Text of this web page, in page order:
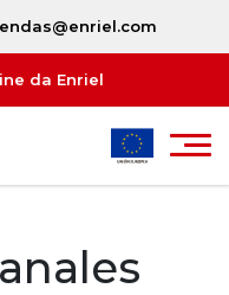
da Enriel